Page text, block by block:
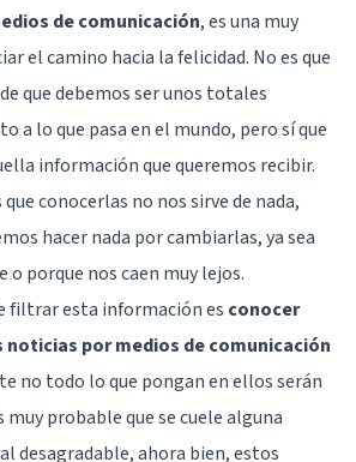
de comunicación, es una muy
el camino hacia la felicidad. No es que
que debemos ser unos totales
a lo que pasa en el mundo, pero sí que
información que queremos recibir.
conocerlas no nos sirve de nada,
hacer nada por cambiarlas, ya sea
o porque nos caen muy lejos.
filtrar esta información es conocer
noticias por medios de comunicación
no todo lo que pongan en ellos serán
muy probable que se cuele alguna
desagradable, ahora bien, estos